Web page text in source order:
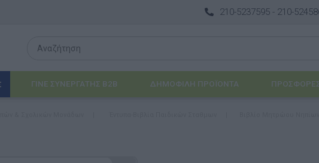
210-5237595 - 210-
ΓΙΝΕ ΣΥΝΕΡΓΑΤΗΣ B2B ΔΗΜΟΦΙΛΉ ΠΡΟΪΌΝΤΑ